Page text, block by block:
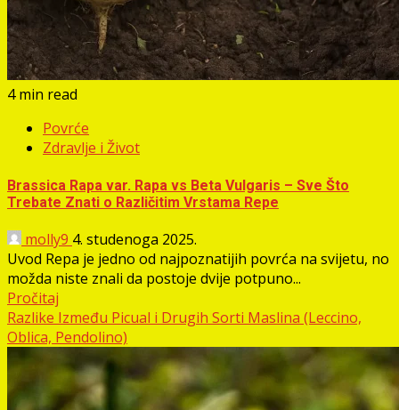
4 min read
Povrće
Zdravlje i Život
Brassica Rapa var. Rapa vs Beta Vulgaris – Sve Što
Trebate Znati o Različitim Vrstama Repe
molly9 4. studenoga 2025.
Uvod Repa je jedno od najpoznatijih povrća na svijetu, no
možda niste znali da postoje dvije potpuno...
Pročitaj
Razlike Između Picual i Drugih Sorti Maslina (Leccino,
Oblica, Pendolino)